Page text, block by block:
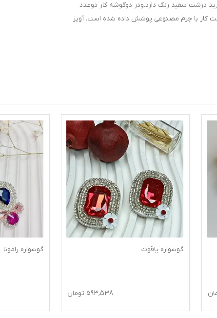
درشت سفید رنگ دارد.ودر دوگوشه کار دوعدد
کار با چرم مصنوعی پوشش داده شده است. آویز
گوشواره یاقوت
593,538 تومان
گوشواره رامونا